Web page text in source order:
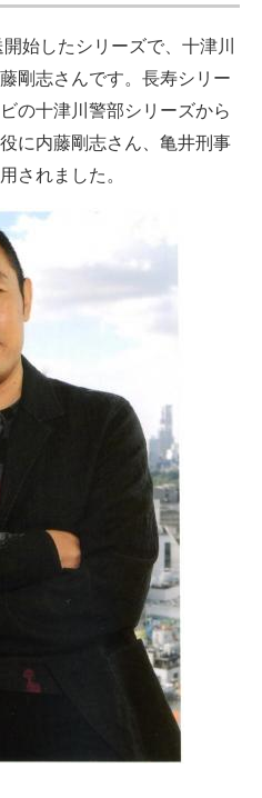
始したシリーズで、十津川
剛志さんです。長寿シリー
の十津川警部シリーズから
に内藤剛志さん、亀井刑事
されました。